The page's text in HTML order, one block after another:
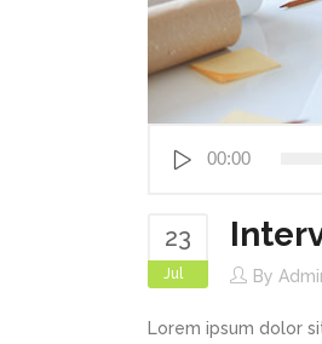
Player
00:00
23
Jul By
Lorem ipsum dolor